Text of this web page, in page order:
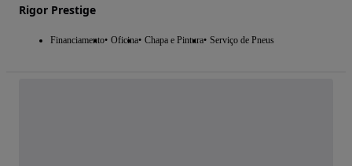
Rigor Prestige
Financiamento Oficina Chapa e Pintura Serviço de Pneus